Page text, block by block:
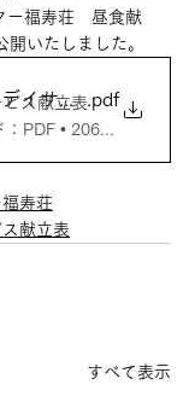
ビス献立表
ー福寿荘　昼食献
いたしました。
イサービス献立表
.pdf
PDF • 206KB
寿荘
ス献立表
すべて表示